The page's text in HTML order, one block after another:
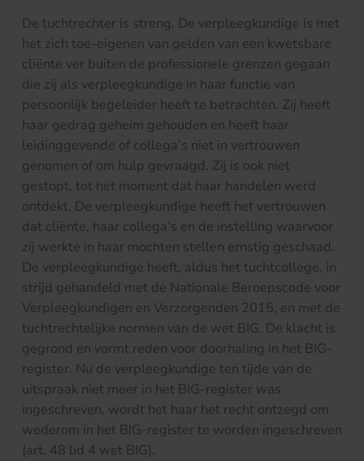
De tuchtrechter is streng. De verpleegkundige is met
het zich toe-eigenen van gelden van een kwetsbare
cliënte ver buiten de professionele grenzen gegaan
die zij als verpleegkundige in haar functie van
persoonlijk begeleider heeft te betrachten. Zij heeft
haar gedrag geheim gehouden en heeft haar
leidinggevende of collega’s niet in vertrouwen
genomen of om hulp gevraagd. Zij is ook niet
gestopt, tot het moment dat haar handelen werd
ontdekt. De verpleegkundige heeft het vertrouwen
dat cliënte, haar collega’s en de instelling waarvoor
zij werkte in haar mochten stellen ernstig geschaad.
De verpleegkundige heeft, aldus het tuchtcollege, in
strijd gehandeld met de Nationale Beroepscode voor
Verpleegkundigen en Verzorgenden 2015, en met de
tuchtrechtelijke normen van de wet BIG. De klacht is
gegrond en vormt reden voor doorhaling in het BIG-
register. Nu de verpleegkundige ten tijde van de
uitspraak niet meer in het BIG-register was
ingeschreven, wordt het haar het recht ontzegd om
wederom in het BIG-register te worden ingeschreven
(art. 48 lid 4 wet BIG).